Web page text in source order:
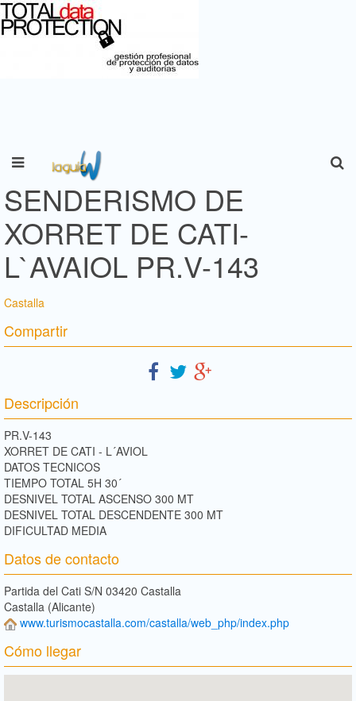
SENDERISMO DE
XORRET DE CATI-
L`AVAIOL PR.V-143
Castalla
Compartir
Descripción
PR.V-143
XORRET DE CATI - L´AVIOL
DATOS TECNICOS
TIEMPO TOTAL 5H 30´
DESNIVEL TOTAL ASCENSO 300 MT
DESNIVEL TOTAL DESCENDENTE 300 MT
DIFICULTAD MEDIA
Datos de contacto
Partida del Cati S/N 03420 Castalla
Castalla (Alicante)
www.turismocastalla.com/castalla/web_php/index.php
Cómo llegar